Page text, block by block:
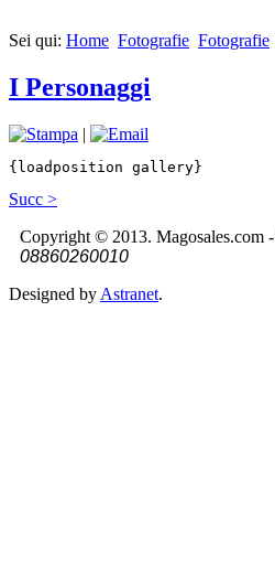
Sei qui: Home Fotografie Fotografie
I Personaggi
|
{ loadposition gallery }
Succ >
Copyright © 2013. Magosales.com -
08860260010
Designed by Astranet.